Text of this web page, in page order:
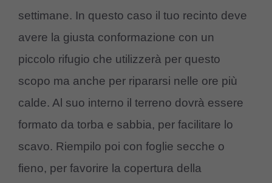
settimane. In questo caso il tuo recinto deve
avere la giusta conformazione con un
piccolo rifugio che utilizzerà per questo
scopo ma anche per ripararsi nelle ore più
calde. Al suo interno il terreno dovrà essere
formato da torba e sabbia, per facilitare lo
scavo. Riempilo poi con foglie secche o
fieno, per favorire la copertura della